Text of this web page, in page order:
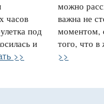
часов
под
и
>>
можно
важна не
моментом,
того, что
>>